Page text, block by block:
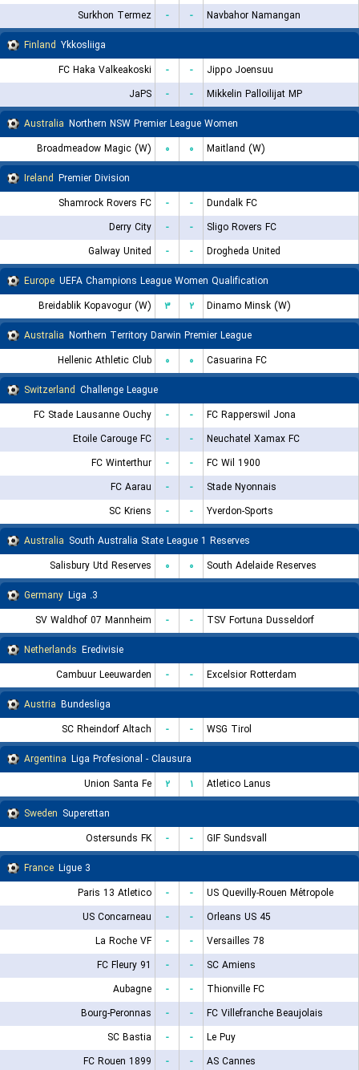
Surkhon Termez - -
Navbahor Namangan
Finland Ykkosliiga
FC Haka Valkeakoski
- -
Jippo Joensuu
JaPS
- -
Mikkelin Palloilijat MP
Australia Northern NSW Premier League Women
Broadmeadow Magic (W)
۰ ۰
Maitland (W)
Ireland Premier Division
Shamrock Rovers FC
- -
Dundalk FC
Derry City
- -
Sligo Rovers FC
Galway United
- -
Drogheda United
Europe UEFA Champions League Women Qualification
Breidablik Kopavogur (W)
۳ ۲
Dinamo Minsk (W)
Australia Northern Territory Darwin Premier League
Hellenic Athletic Club
۰ ۰
Casuarina FC
Switzerland Challenge League
FC Stade Lausanne Ouchy
- -
FC Rapperswil Jona
Etoile Carouge FC
- -
Neuchatel Xamax FC
FC Winterthur
- -
FC Wil 1900
FC Aarau
- -
Stade Nyonnais
SC Kriens
- -
Yverdon-Sports
Australia South Australia State League 1 Reserves
Salisbury Utd Reserves
۰ ۰
South Adelaide Reserves
Germany
3. Liga
SV Waldhof 07 Mannheim
- -
TSV Fortuna Dusseldorf
Netherlands Eredivisie
Cambuur Leeuwarden
- -
Excelsior Rotterdam
Austria Bundesliga
SC Rheindorf Altach
- -
WSG Tirol
Argentina Liga Profesional - Clausura
Union Santa Fe
۲ ۱
Atletico Lanus
Sweden Superettan
Ostersunds FK
- -
GIF Sundsvall
France Ligue 3
Paris 13 Atletico
- -
US Quevilly-Rouen Métropole
US Concarneau
- -
Orleans US 45
La Roche VF
- -
Versailles 78
FC Fleury 91
- -
SC Amiens
Aubagne
- -
Thionville FC
Bourg-Peronnas
- -
FC Villefranche Beaujolais
SC Bastia
- -
Le Puy
FC Rouen 1899
- -
AS Cannes